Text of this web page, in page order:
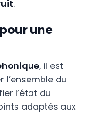
.
une
, il est
l’ensemble du
l’état du
adaptés aux